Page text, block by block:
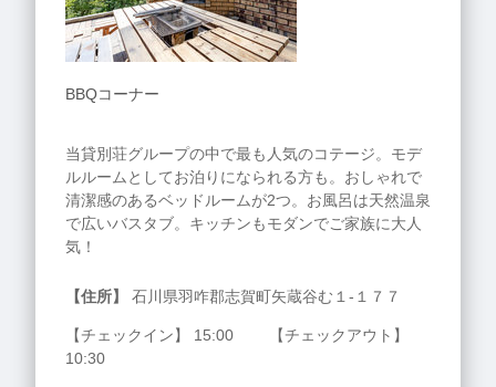
BBQコーナー
当貸別荘グループの中で最も人気のコテージ。モデ
ルルームとしてお泊りになられる方も。おしゃれで
清潔感のあるベッドルームが2つ。お風呂は天然温泉
で広いバスタブ。キッチンもモダンでご家族に大人
気！
【住所】 石川県羽咋郡志賀町矢蔵谷む１‐１７７
【チェックイン】 15:00 【チェックアウト】
10:30